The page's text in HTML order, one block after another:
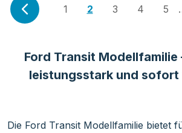
1 2 3 4 5
Ford Transit Modellfamilie
leistungsstark und
Die Ford Transit Modellfamilie bietet